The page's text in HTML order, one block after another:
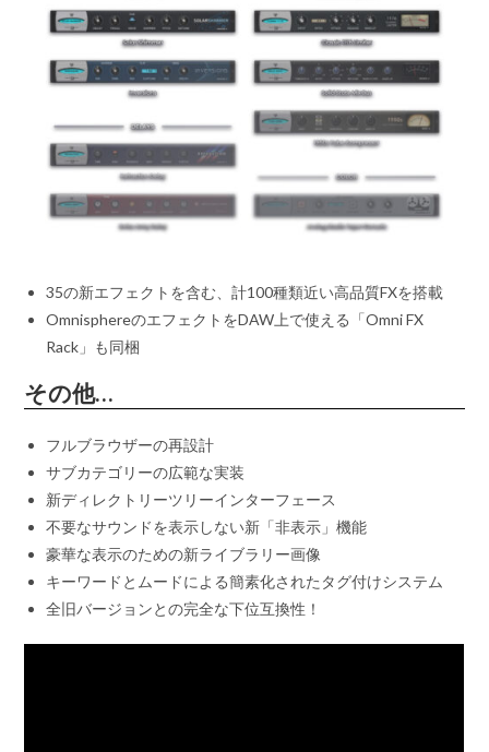
35の新エフェクトを含む、計100種類近い高品質FXを搭載
OmnisphereのエフェクトをDAW上で使える「Omni FX
Rack」も同梱
その他…
フルブラウザーの再設計
サブカテゴリーの広範な実装
新ディレクトリーツリーインターフェース
不要なサウンドを表示しない新「非表示」機能
豪華な表示のための新ライブラリー画像
キーワードとムードによる簡素化されたタグ付けシステム
全旧バージョンとの完全な下位互換性！